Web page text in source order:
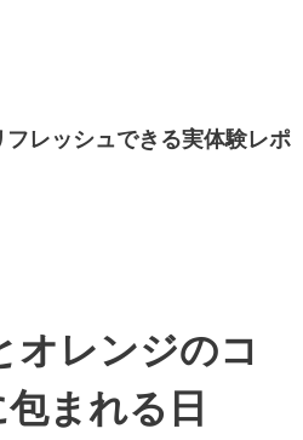
レッシュできる実体験レポ
オレンジのコ
まれる日